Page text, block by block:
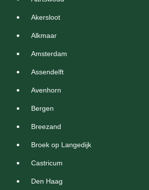
Akersloot
Alkmaar
Amsterdam
Assendelft
Avenhorn
Bergen
Breezand
Broek op Langedijk
Castricum
Den Haag